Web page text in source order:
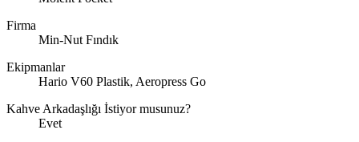
Firma
Min-Nut Fındık
Ekipmanlar
Hario V60 Plastik, Aeropress Go
Kahve Arkadaşlığı İstiyor musunuz?
Evet